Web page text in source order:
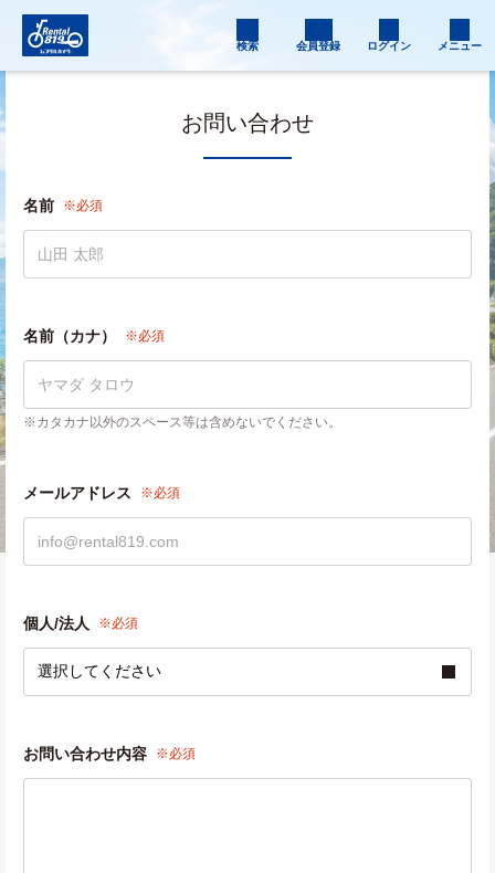
検索 会員登録 ログイン メニュー
お問い合わせ
名前 ※必須
名前（カナ） ※必須
※カタカナ以外のスペース等は含めないでください。
メールアドレス ※必須
個人/法人 ※必須
お問い合わせ内容 ※必須